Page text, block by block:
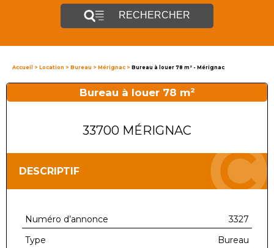
RECHERCHER
Accueil > Location > Bureau > Mérignac > Bureau à louer 78 m² - Mérignac
Bureau à louer 78 m²
33700 MÉRIGNAC
DESCRIPTIF
Numéro d’annonce
3327
Type
Bureau